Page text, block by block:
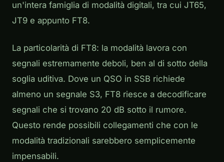
un'intera famiglia di modalità digitali, tra cui JT65,
JT9 e appunto FT8.
La particolarità di FT8: la modalità lavora con
segnali estremamente deboli, ben al di sotto della
soglia uditiva. Dove un QSO in SSB richiede
almeno un segnale S3, FT8 riesce a decodificare
segnali che si trovano 20 dB sotto il rumore.
Questo rende possibili collegamenti che con le
modalità tradizionali sarebbero semplicemente
impensabili.